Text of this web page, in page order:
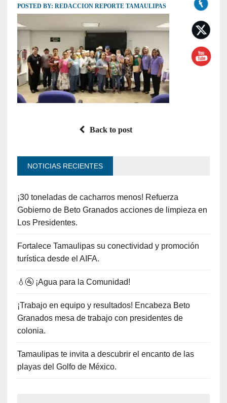
POSTED BY: REDACCION REPORTE TAMAULIPAS
Back to post
NOTICIAS RECIENTES
¡30 toneladas de cacharros menos! Refuerza
Gobierno de Beto Granados acciones de limpieza en
Los Presidentes.
Fortalece Tamaulipas su conectividad y promoción
turística desde el AIFA.
💧🚰 ¡Agua para la Comunidad!
¡Trabajo en equipo y resultados! Encabeza Beto
Granados mesa de trabajo con presidentes de
colonia.
Tamaulipas te invita a descubrir el encanto de las
playas del Golfo de México.